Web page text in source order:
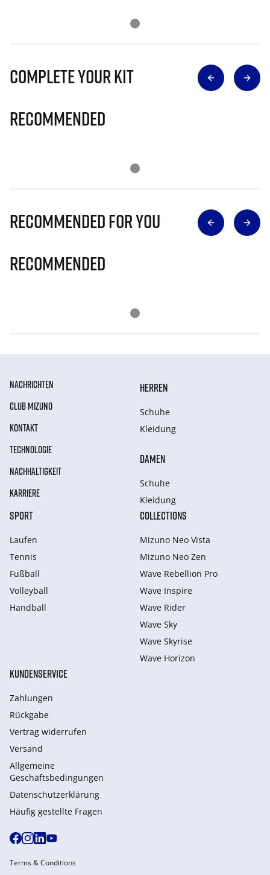
Complete Your Kit
Recommended
Recommended for you
Recommended
NACHRICHTEN
CLUB MIZUNO
KONTAKT
TECHNOLOGIE
NACHHALTIGKEIT
KARRIERE
HERREN
Schuhe
Kleidung
DAMEN
Schuhe
Kleidung
SPORT
Laufen
Tennis
Fußball
Volleyball
Handball
COLLECTIONS
Mizuno Neo Vista
Mizuno Neo Zen
Wave Rebellion Pro
Wave Inspire
Wave Rider
Wave Sky
Wave Skyrise
Wave Horizon
KUNDENSERVICE
Zahlungen
Rückgabe
Vertrag widerrufen
Versand
Allgemeine
Geschäftsbedingungen
Datenschutzerklärung
Häufig gestellte Fragen
Terms & Conditions